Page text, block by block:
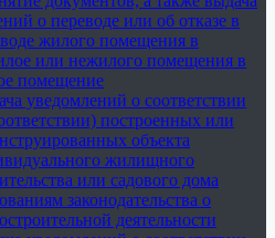
о переводе или об отказе в
жилого помещения в
или нежилого помещения в
помещение
уведомлений о соответствии
построенных или
объекта
жилищного
или садового дома
законодательства о
деятельности